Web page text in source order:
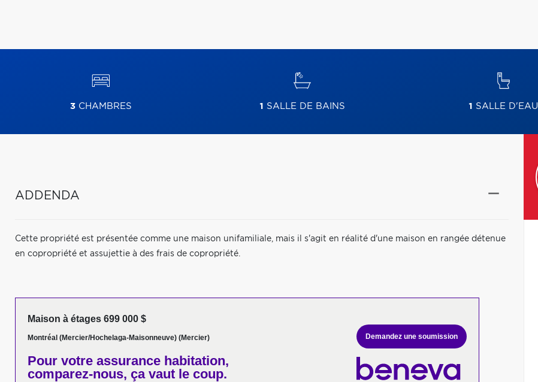
3CHAMBRES 1 SALLE DE BAINS 1 SALLE D'EAU
ADDENDA
Cette propriété est présentée comme une maison unifamiliale, mais il s'agit en réalité d'une maison en rangée détenue
en copropriété et assujettie à des frais de copropriété.
Maison à étages 699 000 $
Montréal (Mercier/Hochelaga-Maisonneuve) (Mercier)
Pour votre assurance habitation,
comparez-nous, ça vaut le coup.
Demandez une soumission